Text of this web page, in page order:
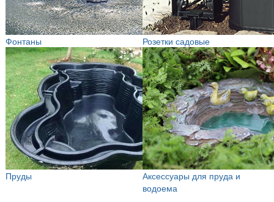
Фонтаны Розетки садовые
Пруды
Аксессуары для пруда и
водоема